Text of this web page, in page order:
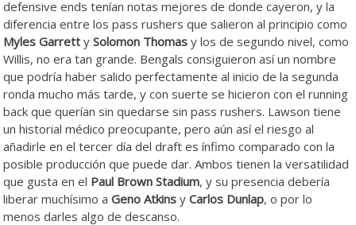
defensive ends tenían notas mejores de donde cayeron, y la
diferencia entre los pass rushers que salieron al principio como
Myles Garrett ySolomon Thomas y los de segundo nivel, como
Willis, no era tan grande. Bengals consiguieron así un nombre
que podría haber salido perfectamente al inicio de la segunda
ronda mucho más tarde, y con suerte se hicieron con el running
back que querían sin quedarse sin pass rushers. Lawson tiene
un historial médico preocupante, pero aún así el riesgo al
añadirle en el tercer día del draft es ínfimo comparado con la
posible producción que puede dar. Ambos tienen la versatilidad
que gusta en el Paul Brown Stadium, y su presencia debería
liberar muchísimo aGeno Atkins yCarlos Dunlap, o por lo
menos darles algo de descanso.